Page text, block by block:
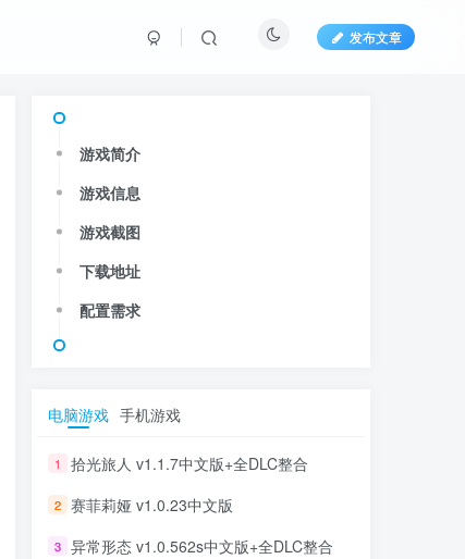
发布文章
游戏简介
游戏信息
游戏截图
下载地址
配置需求
电脑游戏 手机游戏
1 拾光旅人 v1.1.7中文版+全DLC整合
2 赛菲莉娅 v1.0.23中文版
3 异常形态 v1.0.562s中文版+全DLC整合